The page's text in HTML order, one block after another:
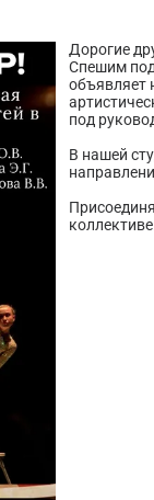
Дорогие
Спешим
объявляет
под
В нашей